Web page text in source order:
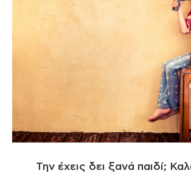
Την έχεις δει ξανά παιδί;